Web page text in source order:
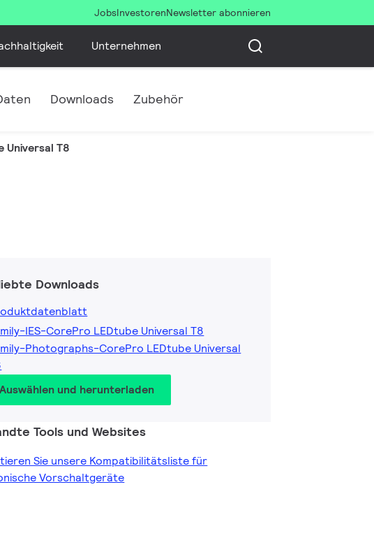
JobsInvestorenNewsletter abonnieren
Unternehmen
Downloads Zubehör
Universal T8
Downloads
IES-CorePro LEDtube Universal T8
Photographs-CorePro LEDtube Universal
Auswählen und herunterladen
Tools und Websites
Sie unsere Kompatibilitätsliste für
Vorschaltgeräte